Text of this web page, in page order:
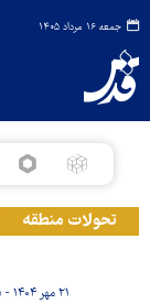
جمعه ۱۶ مرداد ۱۴۰۵
تحولات منطقه
در لبنان
۲۱ مهر ۱۴۰۴ - ۱۵:۵۵